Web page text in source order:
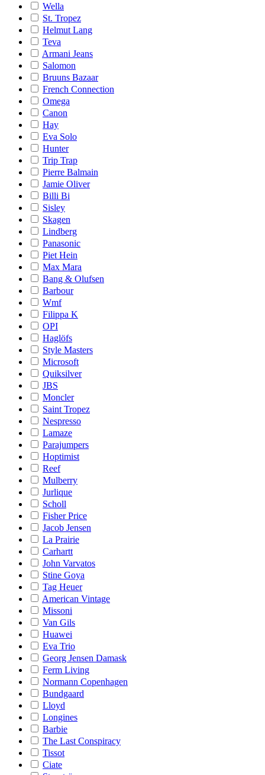
Wella
St. Tropez
Helmut Lang
Teva
Armani Jeans
Salomon
Bruuns Bazaar
French Connection
Omega
Canon
Hay
Eva Solo
Hunter
Trip Trap
Pierre Balmain
Jamie Oliver
Billi Bi
Sisley
Skagen
Lindberg
Panasonic
Piet Hein
Max Mara
Bang & Olufsen
Barbour
Wmf
Filippa K
OPI
Haglöfs
Style Masters
Microsoft
Quiksilver
JBS
Moncler
Saint Tropez
Nespresso
Lamaze
Parajumpers
Hoptimist
Reef
Mulberry
Jurlique
Scholl
Fisher Price
Jacob Jensen
La Prairie
Carhartt
John Varvatos
Stine Goya
Tag Heuer
American Vintage
Missoni
Van Gils
Huawei
Eva Trio
Georg Jensen Damask
Ferm Living
Normann Copenhagen
Bundgaard
Lloyd
Longines
Barbie
The Last Conspiracy
Tissot
Ciate